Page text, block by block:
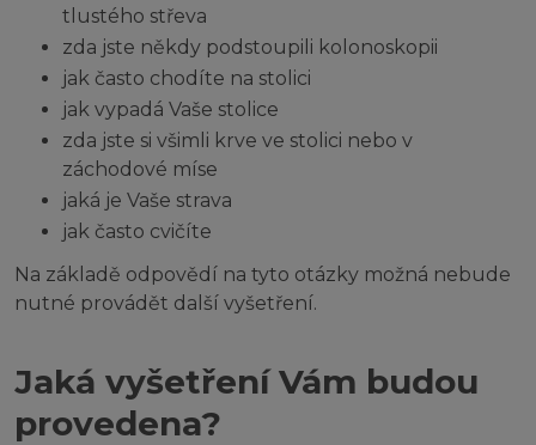
tlustého střeva
zda jste někdy podstoupili kolonoskopii
jak často chodíte na stolici
jak vypadá Vaše stolice
zda jste si všimli krve ve stolici nebo v
záchodové míse
jaká je Vaše strava
jak často cvičíte
Na základě odpovědí na tyto otázky možná nebude
nutné provádět další vyšetření.
Jaká vyšetření Vám budou
provedena?